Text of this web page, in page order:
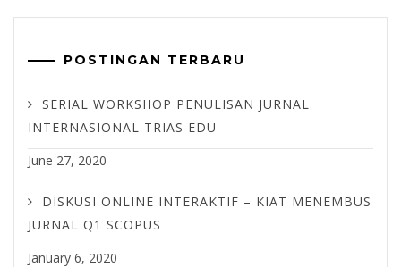
POSTINGAN TERBARU
SERIAL WORKSHOP PENULISAN JURNAL
INTERNASIONAL TRIAS EDU
June 27, 2020
DISKUSI ONLINE INTERAKTIF – KIAT MENEMBUS
JURNAL Q1 SCOPUS
January 6, 2020